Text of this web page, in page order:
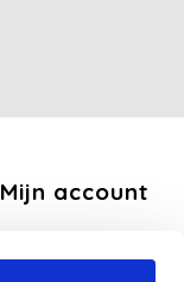
Mijn account